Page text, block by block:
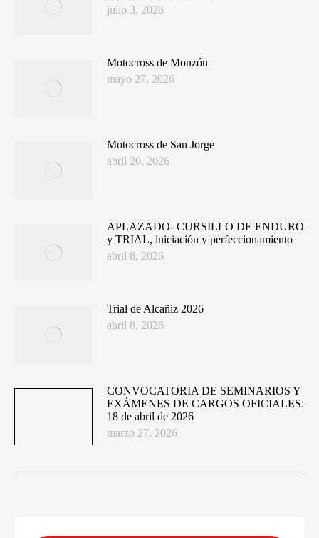
julio 3, 2026
Motocross de Monzón
mayo 27, 2026
Motocross de San Jorge
abril 20, 2026
APLAZADO- CURSILLO DE ENDURO
y TRIAL, iniciación y perfeccionamiento
abril 8, 2026
Trial de Alcañiz 2026
abril 8, 2026
CONVOCATORIA DE SEMINARIOS Y
EXÁMENES DE CARGOS OFICIALES:
18 de abril de 2026
marzo 27, 2026